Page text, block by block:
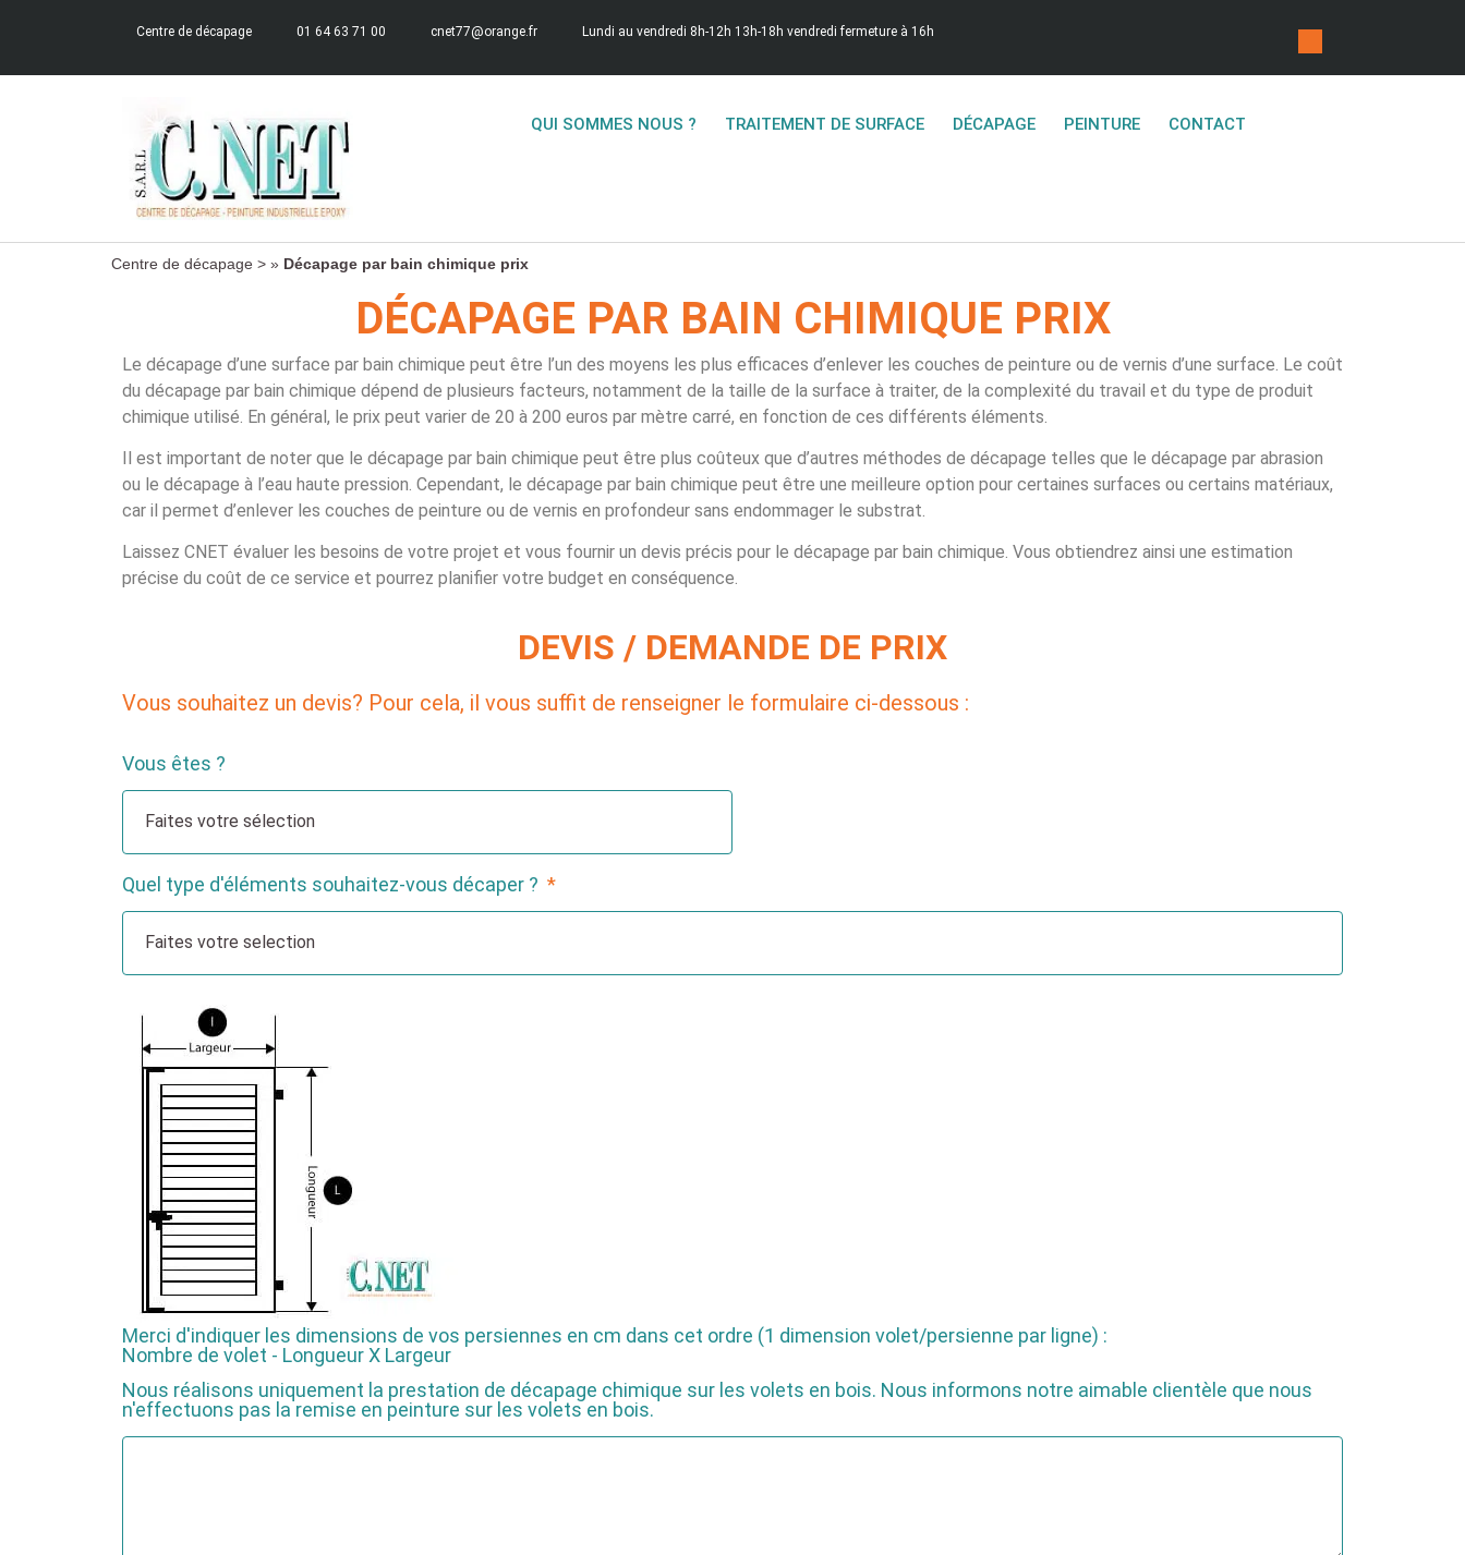
Centre de décapage 01 64 63 71 00 cnet77@orange.fr Lundi au vendredi 8h-12h 13h-18h vendredi fermeture à 16h
QUI SOMMES NOUS ? TRAITEMENT DE SURFACE DÉCAPAGE PEINTURE CONTACT
Centre de décapage > » Décapage par bain chimique prix
DÉCAPAGE PAR BAIN CHIMIQUE PRIX
Le décapage d’une surface par bain chimique peut être l’un des moyens les plus efficaces d’enlever les couches de peinture ou de vernis d’une surface. Le coût
du décapage par bain chimique dépend de plusieurs facteurs, notamment de la taille de la surface à traiter, de la complexité du travail et du type de produit
chimique utilisé. En général, le prix peut varier de 20 à 200 euros par mètre carré, en fonction de ces différents éléments.
Il est important de noter que le décapage par bain chimique peut être plus coûteux que d’autres méthodes de décapage telles que le décapage par abrasion
ou le décapage à l’eau haute pression. Cependant, le décapage par bain chimique peut être une meilleure option pour certaines surfaces ou certains matériaux,
car il permet d’enlever les couches de peinture ou de vernis en profondeur sans endommager le substrat.
Laissez CNET évaluer les besoins de votre projet et vous fournir un devis précis pour le décapage par bain chimique. Vous obtiendrez ainsi une estimation
précise du coût de ce service et pourrez planifier votre budget en conséquence.
DEVIS / DEMANDE DE PRIX
Vous souhaitez un devis? Pour cela, il vous suffit de renseigner le formulaire ci-dessous :
Vous êtes ?
Quel type d'éléments souhaitez-vous décaper ?
Merci d'indiquer les dimensions de vos persiennes en cm dans cet ordre (1 dimension volet/persienne par ligne) :
Nombre de volet - Longueur X Largeur
Nous réalisons uniquement la prestation de décapage chimique sur les volets en bois. Nous informons notre aimable clientèle que nous
n'effectuons pas la remise en peinture sur les volets en bois.